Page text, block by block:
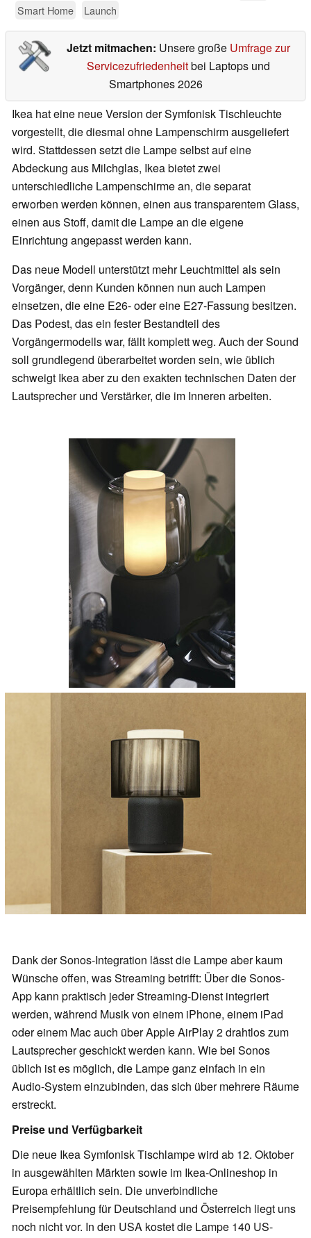
Smart Home
Launch
Jetzt mitmachen: Unsere große Umfrage zur
Servicezufriedenheitbei Laptops und
Smartphones 2026
Ikea hat eine neue Version der Symfonisk Tischleuchte
vorgestellt, die diesmal ohne Lampenschirm ausgeliefert
wird. Stattdessen setzt die Lampe selbst auf eine
Abdeckung aus Milchglas, Ikea bietet zwei
unterschiedliche Lampenschirme an, die separat
erworben werden können, einen aus transparentem Glass,
einen aus Stoff, damit die Lampe an die eigene
Einrichtung angepasst werden kann.
Das neue Modell unterstützt mehr Leuchtmittel als sein
Vorgänger, denn Kunden können nun auch Lampen
einsetzen, die eine E26- oder eine E27-Fassung besitzen.
Das Podest, das ein fester Bestandteil des
Vorgängermodells war, fällt komplett weg. Auch der Sound
soll grundlegend überarbeitet worden sein, wie üblich
schweigt Ikea aber zu den exakten technischen Daten der
Lautsprecher und Verstärker, die im Inneren arbeiten.
Dank der Sonos-Integration lässt die Lampe aber kaum
Wünsche offen, was Streaming betrifft: Über die Sonos-
App kann praktisch jeder Streaming-Dienst integriert
werden, während Musik von einem iPhone, einem iPad
oder einem Mac auch über Apple AirPlay 2 drahtlos zum
Lautsprecher geschickt werden kann. Wie bei Sonos
üblich ist es möglich, die Lampe ganz einfach in ein
Audio-System einzubinden, das sich über mehrere Räume
erstreckt.
Preise und Verfügbarkeit
Die neue Ikea Symfonisk Tischlampe wird ab 12. Oktober
in ausgewählten Märkten sowie im Ikea-Onlineshop in
Europa erhältlich sein. Die unverbindliche
Preisempfehlung für Deutschland und Österreich liegt uns
noch nicht vor. In den USA kostet die Lampe 140 US-